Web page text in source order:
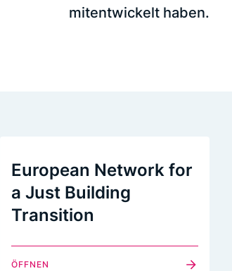
mitentwickelt haben.
European Network for
a Just Building
Transition
ÖFFNEN